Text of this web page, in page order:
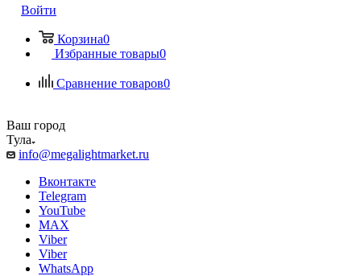
Войти
Корзина0
Избранные товары0
Сравнение товаров0
Ваш город
Тула
info@megalightmarket.ru
Вконтакте
Telegram
YouTube
MAX
Viber
Viber
WhatsApp